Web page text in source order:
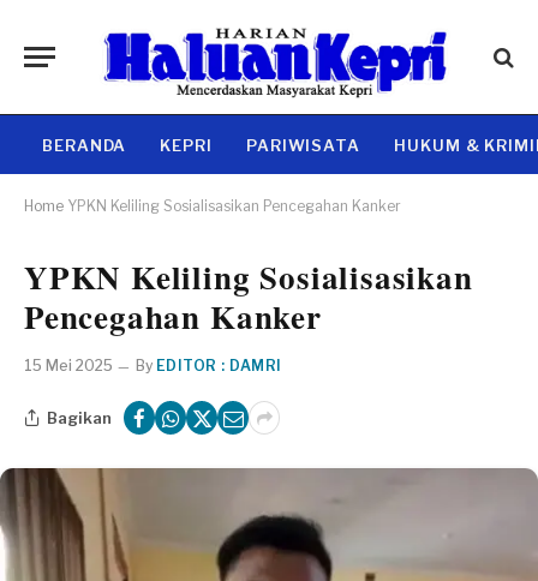
BERANDA KEPRI PARIWISATA HUKUM &
Home YPKN Keliling Sosialisasikan Pencegahan Kanker
YPKN Keliling Sosialisasikan
Pencegahan Kanker
15 Mei 2025 By EDITOR : DAMRI
Bagikan